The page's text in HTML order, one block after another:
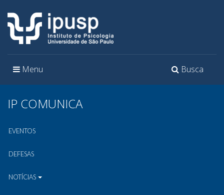
Toggle
Busca
Toggle
Menu
IP COMUNICA
EVENTOS
DEFESAS
NOTÍCIAS